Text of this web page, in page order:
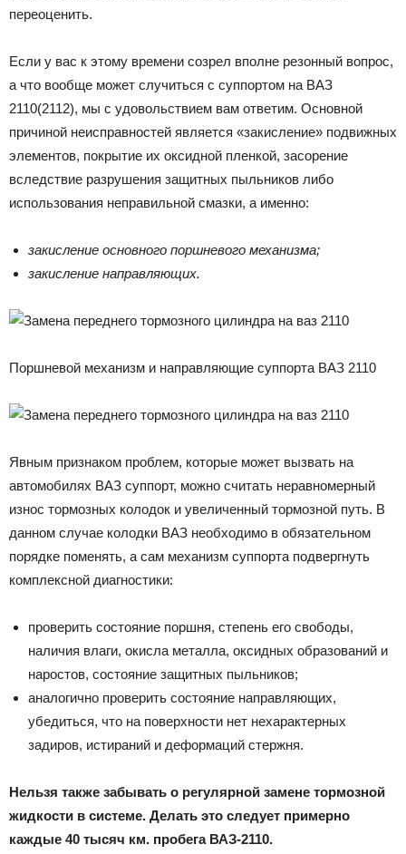
переоценить.
Если у вас к этому времени созрел вполне резонный вопрос,
а что вообще может случиться с суппортом на ВАЗ
2110(2112), мы с удовольствием вам ответим. Основной
причиной неисправностей является «закисление» подвижных
элементов, покрытие их оксидной пленкой, засорение
вследствие разрушения защитных пыльников либо
использования неправильной смазки, а именно:
закисление основного поршневого механизма;
закисление направляющих.
Поршневой механизм и направляющие суппорта ВАЗ 2110
Явным признаком проблем, которые может вызвать на
автомобилях ВАЗ суппорт, можно считать неравномерный
износ тормозных колодок и увеличенный тормозной путь. В
данном случае колодки ВАЗ необходимо в обязательном
порядке поменять, а сам механизм суппорта подвергнуть
комплексной диагностики:
проверить состояние поршня, степень его свободы,
наличия влаги, окисла металла, оксидных образований и
наростов, состояние защитных пыльников;
аналогично проверить состояние направляющих,
убедиться, что на поверхности нет нехарактерных
задиров, истираний и деформаций стержня.
Нельзя также забывать о регулярной замене тормозной
жидкости в системе. Делать это следует примерно
каждые 40 тысяч км. пробега ВАЗ-2110.